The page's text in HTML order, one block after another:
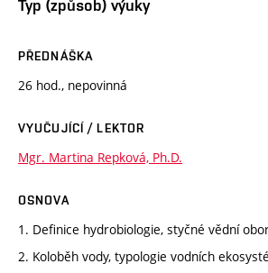
Typ (způsob) výuky
PŘEDNÁŠKA
26 hod., nepovinná
VYUČUJÍCÍ / LEKTOR
Mgr. Martina Repková, Ph.D.
OSNOVA
1. Definice hydrobiologie, styčné vědní
2. Koloběh vody, typologie vodních